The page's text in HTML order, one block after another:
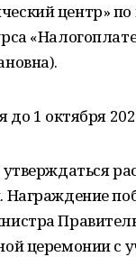
центр»
до 1 октября
церемонии с